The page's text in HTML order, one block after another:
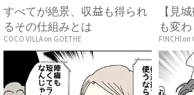
すべてが絶景、収益も得られ
るその仕組みとは
COCO VILLA on GOETHE
【見
も変
FINCHI on